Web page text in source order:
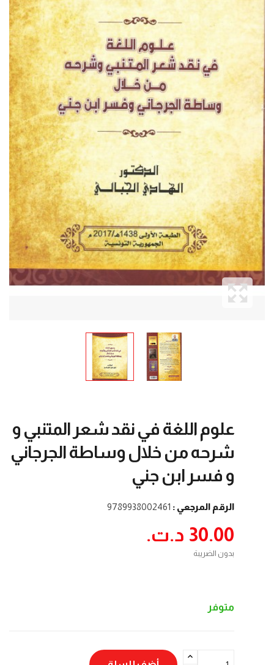
علوم اللغة في نقد شعر المتنبي و
شرحه من خلال وساطة الجرجاني
و فسر ابن جني
الرقم المرجعي : 9789938002461
30.00 د.ت.‏
بدون الضريبة
متوفر